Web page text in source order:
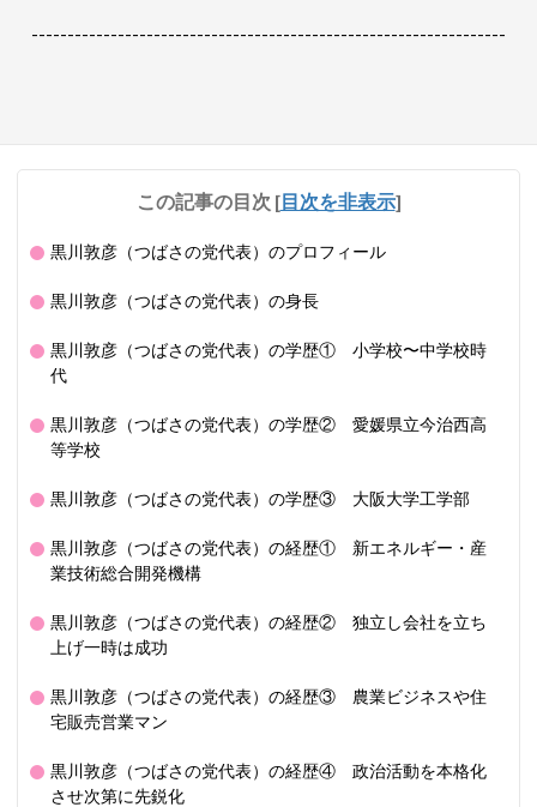
------------------------------------------------------------------
この記事の目次 [目次を非表示]
黒川敦彦（つばさの党代表）のプロフィール
黒川敦彦（つばさの党代表）の身長
黒川敦彦（つばさの党代表）の学歴① 小学校〜中学校時
代
黒川敦彦（つばさの党代表）の学歴② 愛媛県立今治西高
等学校
黒川敦彦（つばさの党代表）の学歴③ 大阪大学工学部
黒川敦彦（つばさの党代表）の経歴① 新エネルギー・産
業技術総合開発機構
黒川敦彦（つばさの党代表）の経歴② 独立し会社を立ち
上げ一時は成功
黒川敦彦（つばさの党代表）の経歴③ 農業ビジネスや住
宅販売営業マン
黒川敦彦（つばさの党代表）の経歴④ 政治活動を本格化
させ次第に先鋭化